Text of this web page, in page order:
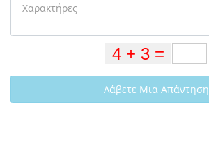
Λάβετε Μια Απάντηση